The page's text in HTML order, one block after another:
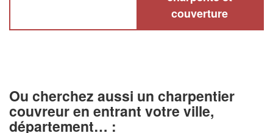
couverture
Ou cherchez aussi un charpentier
couvreur en entrant votre ville,
département… :